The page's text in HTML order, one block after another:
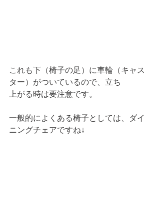
これも下（椅子の足）に車輪（キャス
ター）がついているので、立ち
上がる時は要注意です。
一般的によくある椅子としては、ダイ
ニングチェアですね↓